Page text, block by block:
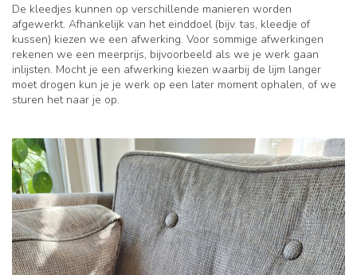
De kleedjes kunnen op verschillende manieren worden
afgewerkt. Afhankelijk van het einddoel (bijv. tas, kleedje of
kussen) kiezen we een afwerking. Voor sommige afwerkingen
rekenen we een meerprijs, bijvoorbeeld als we je werk gaan
inlijsten. Mocht je een afwerking kiezen waarbij de lijm langer
moet drogen kun je je werk op een later moment ophalen, of we
sturen het naar je op.